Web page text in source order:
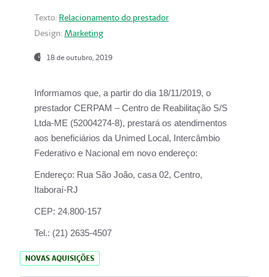
Texto: Relacionamento do prestador
Design: Marketing
18 de outubro, 2019
Informamos que, a partir do dia 18/11/2019, o
prestador CERPAM – Centro de Reabilitação S/S
Ltda-ME (52004274-8), prestará os atendimentos
aos beneficiários da Unimed Local, Intercâmbio
Federativo e Nacional em novo endereço:
Endereço: Rua São João, casa 02, Centro,
Itaboraí-RJ
CEP: 24.800-157
Tel.: (21) 2635-4507
NOVAS AQUISIÇÕES